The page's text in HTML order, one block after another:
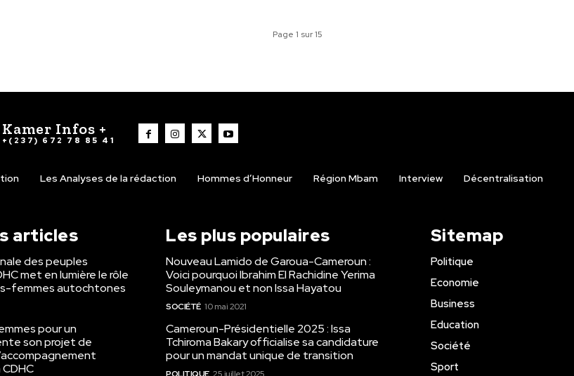
Page 1 sur 15
Kamer Infos +
+(237) 672 78 85 41
Les Analyses de la rédaction Hommes d’Honneur Région Mbam Interview Décentralisation
articles
des peuples
met en lumière le rôle
femmes autochtones
pour un
son projet de
CDHC
Les plus populaires
Nouveau Lamido de Garoua-Cameroun :
Voici pourquoi Ibrahim El Rachidine Yerima
Souleymanou et non Issa Hayatou
SOCIÉTÉ 10 mai 2021
Cameroun-Présidentielle 2025 : Issa
Tchiroma Bakary officialise sa candidature
pour un mandat unique de transition
POLITIQUE 25 juillet 2025
Sitemap
Politique
Economie
Business
Education
Société
Sport